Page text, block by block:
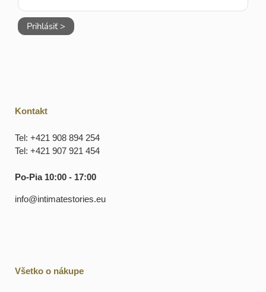
Prihlásiť >
Kontakt
Tel: +421 908 894 254
Tel: +421 907 921 454
Po-Pia 10:00 - 17:00
info@intimatestories.eu
Všetko o nákupe